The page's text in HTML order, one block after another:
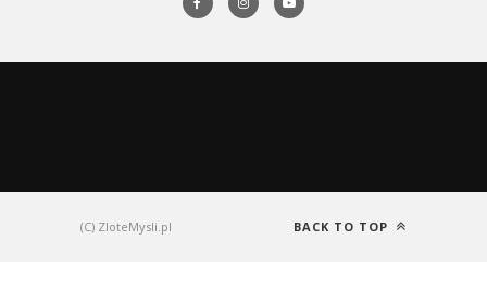
(C) ZloteMysli.pl BACK TO TOP